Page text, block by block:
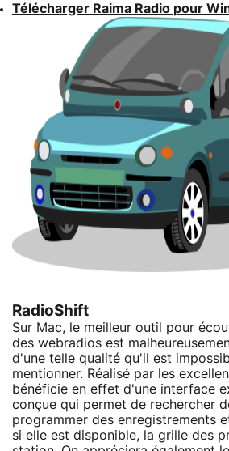
Télécharger Raima Radio pour
RadioShift
Sur Mac, le meilleur outil pour
des webradios est
d'une telle qualité qu'il est
mentionner. Réalisé par les
bénéficie en effet d'une interface
conçue qui permet de rechercher
programmer des enregistrements
si elle est disponible, la grille des